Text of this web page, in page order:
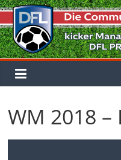
Zum
Inhalt
springen
WM 2018